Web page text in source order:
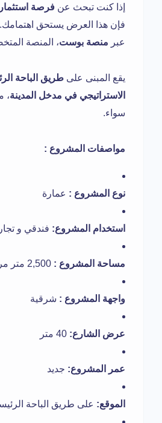
إذا كنت تبحث عن فرصة
فإن هذا العرض يستحق
عبر منصة بوست، المنصة
يقع المبنى على طريق الباحة
الاستراتيجي في مدخل المدينة،
سواء.
مواصفات المشروع :
نوع المشروع : عمارة
استخدام المشروع: فندقي و
مساحة المشروع :
واجهة المشروع : شرقية
عرض الشارع:
عمر المشروع: جديد
الموقع: على طريق الباحة